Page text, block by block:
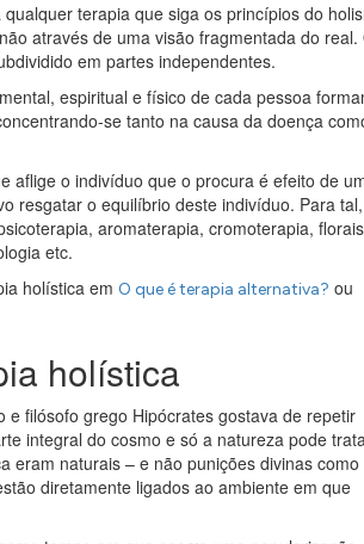
terapia que siga os princípios do
através de uma visão fragmentada do real.
em partes independentes.
espiritual e físico de cada pessoa
se tanto na causa da doença
aflige o indivíduo que o procura é efeito de
resgatar o equilíbrio deste indivíduo. Para
aromaterapia, cromoterapia,
etc.
holística em O que é terapia alternativa? ou
holística
filósofo grego Hipócrates gostava de repetir
integral do cosmo e só a natureza pode
eram naturais – e não punições divinas como
diretamente ligados ao ambiente em que